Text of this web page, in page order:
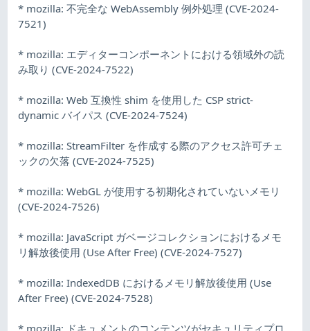
* mozilla: 不完全な WebAssembly 例外処理 (CVE-2024-
7521)
* mozilla: エディターコンポーネントにおける領域外の読
み取り (CVE-2024-7522)
* mozilla: Web 互換性 shim を使用した CSP strict-
dynamic バイパス (CVE-2024-7524)
* mozilla: StreamFilter を作成する際のアクセス許可チェ
ックの欠落 (CVE-2024-7525)
* mozilla: WebGL が使用する初期化されていないメモリ
(CVE-2024-7526)
* mozilla: JavaScript ガベージコレクションにおけるメモ
リ解放後使用 (Use After Free) (CVE-2024-7527)
* mozilla: IndexedDB におけるメモリ解放後使用 (Use
After Free) (CVE-2024-7528)
* mozilla: ドキュメントのコンテンツがセキュリティプロ